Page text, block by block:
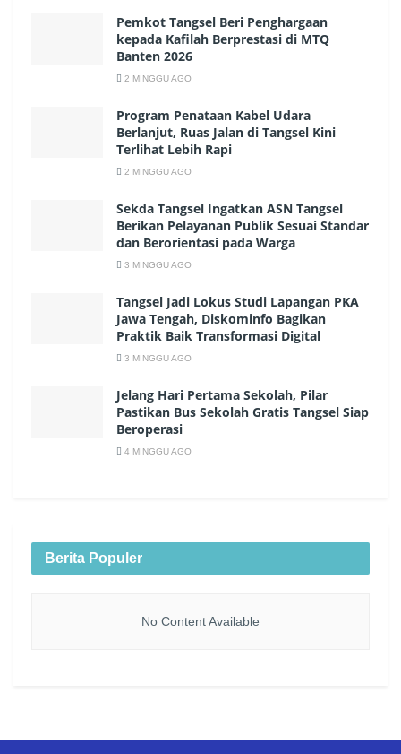
Pemkot Tangsel Beri Penghargaan
kepada Kafilah Berprestasi di MTQ
Banten 2026
2 MINGGU AGO
Program Penataan Kabel Udara
Berlanjut, Ruas Jalan di Tangsel Kini
Terlihat Lebih Rapi
2 MINGGU AGO
Sekda Tangsel Ingatkan ASN Tangsel
Berikan Pelayanan Publik Sesuai Standar
dan Berorientasi pada Warga
3 MINGGU AGO
Tangsel Jadi Lokus Studi Lapangan PKA
Jawa Tengah, Diskominfo Bagikan
Praktik Baik Transformasi Digital
3 MINGGU AGO
Jelang Hari Pertama Sekolah, Pilar
Pastikan Bus Sekolah Gratis Tangsel Siap
Beroperasi
4 MINGGU AGO
Berita Populer
No Content Available